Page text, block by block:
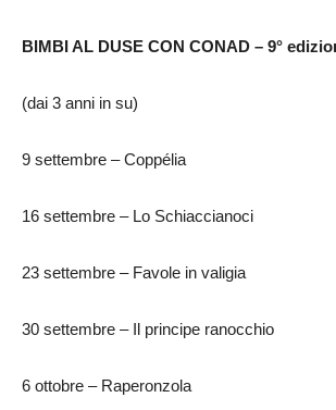
BIMBI AL DUSE CON CONAD – 9°
(dai 3 anni in su)
9 settembre – Coppélia
16 settembre – Lo Schiaccianoci
23 settembre – Favole in valigia
30 settembre – Il principe ranocchio
6 ottobre – Raperonzola